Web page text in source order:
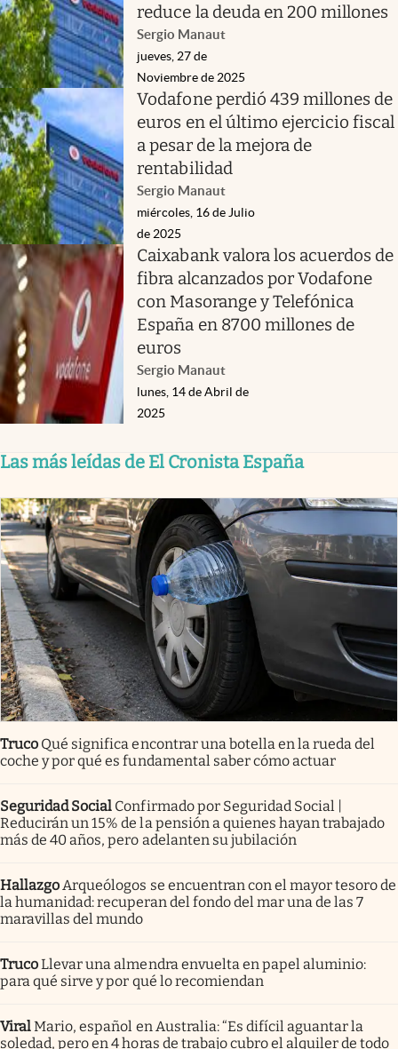
reduce la deuda en 200 millones
Sergio Manaut
jueves, 27 de
Noviembre de 2025
Vodafone perdió 439 millones de
euros en el último ejercicio fiscal
a pesar de la mejora de
rentabilidad
Sergio Manaut
miércoles, 16 de Julio
de 2025
Caixabank valora los acuerdos de
fibra alcanzados por Vodafone
con Masorange y Telefónica
España en 8700 millones de
euros
Sergio Manaut
lunes, 14 de Abril de
2025
Las más leídas de El Cronista España
Truco Qué significa encontrar una botella en la rueda del
coche y por qué es fundamental saber cómo actuar
Seguridad Social Confirmado por Seguridad Social |
Reducirán un 15% de la pensión a quienes hayan trabajado
más de 40 años, pero adelanten su jubilación
Hallazgo Arqueólogos se encuentran con el mayor tesoro de
la humanidad: recuperan del fondo del mar una de las 7
maravillas del mundo
TrucoLlevar una almendra envuelta en papel aluminio:
para qué sirve y por qué lo recomiendan
ViralMario, español en Australia: “Es difícil aguantar la
soledad, pero en 4 horas de trabajo cubro el alquiler de todo